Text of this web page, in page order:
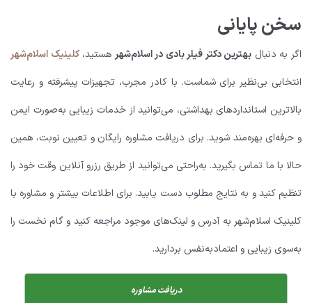
سخن پایانی
اگر به دنبال بهترین دکتر فیلر بادی در اسلام‌شهرهستید،کلینیک اسلام‌شهر
انتخابی بی‌نظیر برای شماست. با کادر مجرب، تجهیزات پیشرفته و رعایت
بالاترین استانداردهای بهداشتی، می‌توانید از خدمات زیبایی به‌صورت ایمن
و حرفه‌ای بهره‌مند شوید. برای دریافت مشاوره رایگان و تعیین نوبت، همین
حالا با ما تماس بگیرید. به‌راحتی می‌توانید از طریق رزرو آنلاین وقت خود را
تنظیم کنید و به نتایج مطلوب دست یابید. برای اطلاعات بیشتر و مشاوره با
کلینیک اسلام‌شهر به آدرس و لینک‌های موجود مراجعه کنید و گام نخست را
به‌سوی زیبایی و اعتمادبه‌نفس بردارید.
دریافت مشاوره